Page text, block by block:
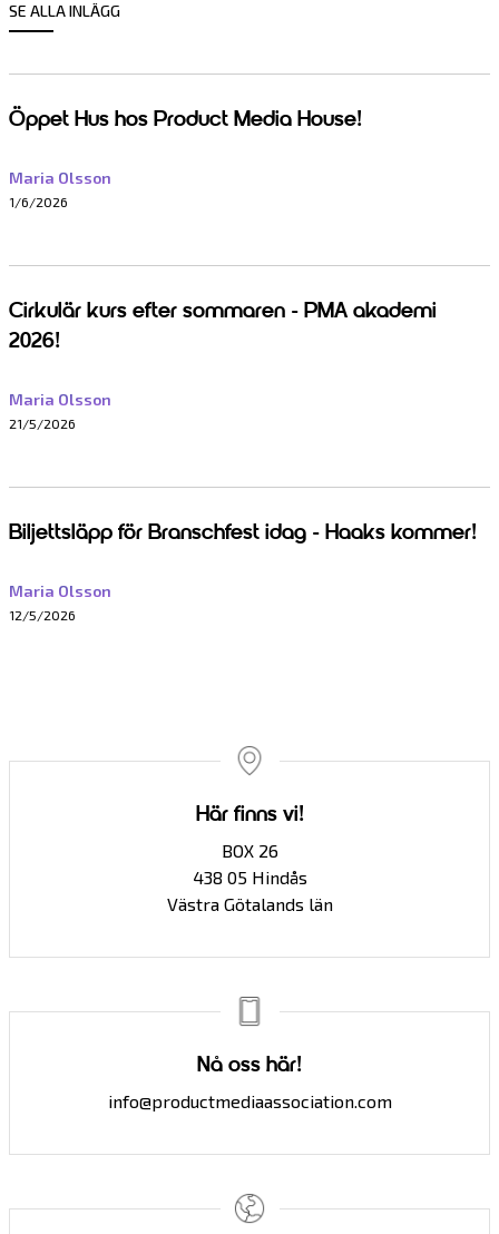
SE ALLA INLÄGG
Öppet Hus hos Product Media House!
Maria Olsson
1/6/2026
Cirkulär kurs efter sommaren - PMA akademi
2026!
Maria Olsson
21/5/2026
Biljettsläpp för Branschfest idag - Haaks kommer!
Maria Olsson
12/5/2026
Här finns vi!
BOX 26
438 05 Hindås
Västra Götalands län
Nå oss här!
info@productmediaassociation.com